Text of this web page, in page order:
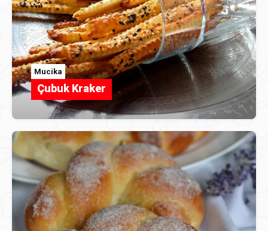
Mucika
Çubuk Kraker